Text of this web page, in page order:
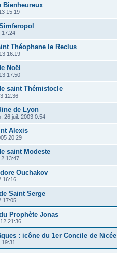
Bienheureux
15:19
17:24
Théophane le Reclus
16:19
Noël
17:50
saint Thémistocle
12:36
de Lyon
26 juil. 2003 0:54
Alexis
20:29
saint Modeste
13:47
Ouchakov
16:16
Saint Serge
17:05
Prophète Jonas
21:36
: icône du 1er Concile de Nicée